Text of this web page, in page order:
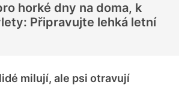
horké dny na doma, k
Připravujte lehká letní
milují, ale psi otravují